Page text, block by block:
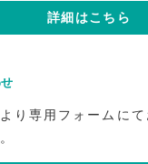
詳細はこちら
り専用フォームに